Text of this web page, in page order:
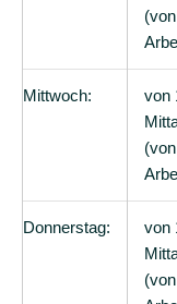
Schulprogramm
Programm
Aktuelles
Mittwoch:
von
Donnerstag:
von